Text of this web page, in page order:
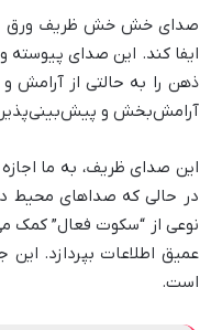
صدای خش خش ظریف ورق
ایفا کند. این صدای
ذهن را به حالتی از آرامش
آرامش‌بخش و
این صدای ظریف، به ما
در حالی که صداهای محیط
نوعی از “سکوت فعال” کمک
عمیق اطلاعات بپردازد. این
است.